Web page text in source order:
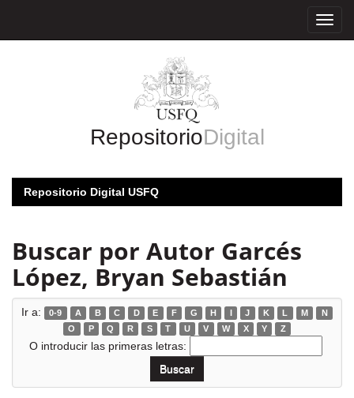
RepositorioDigital
Repositorio Digital USFQ
Buscar por Autor Garcés
López, Bryan Sebastián
Ir a: 0-9 A B C D E F G H I J K L M
N
O
P Q R S T U V W X Y Z
O introducir las primeras letras: